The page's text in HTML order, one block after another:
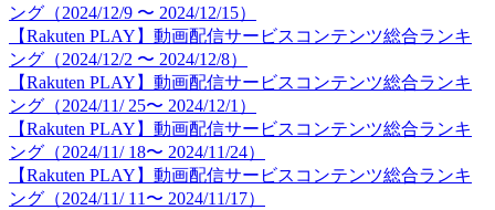
ング（2024/12/9 〜 2024/12/15）
【Rakuten PLAY】動画配信サービスコンテンツ総合ランキ
ング（2024/12/2 〜 2024/12/8）
【Rakuten PLAY】動画配信サービスコンテンツ総合ランキ
ング（2024/11/ 25〜 2024/12/1）
【Rakuten PLAY】動画配信サービスコンテンツ総合ランキ
ング（2024/11/ 18〜 2024/11/24）
【Rakuten PLAY】動画配信サービスコンテンツ総合ランキ
ング（2024/11/ 11〜 2024/11/17）